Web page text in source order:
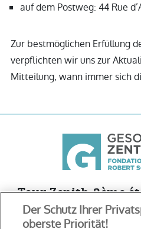
auf dem Postweg: 44 Rue
Zur bestmöglichen Erfüllung
verpflichten wir uns zur
Mitteilung, wann immer sich
Tour Zenith-3ème
Friedrich
Der Schutz Ihrer
oberste Priorität!